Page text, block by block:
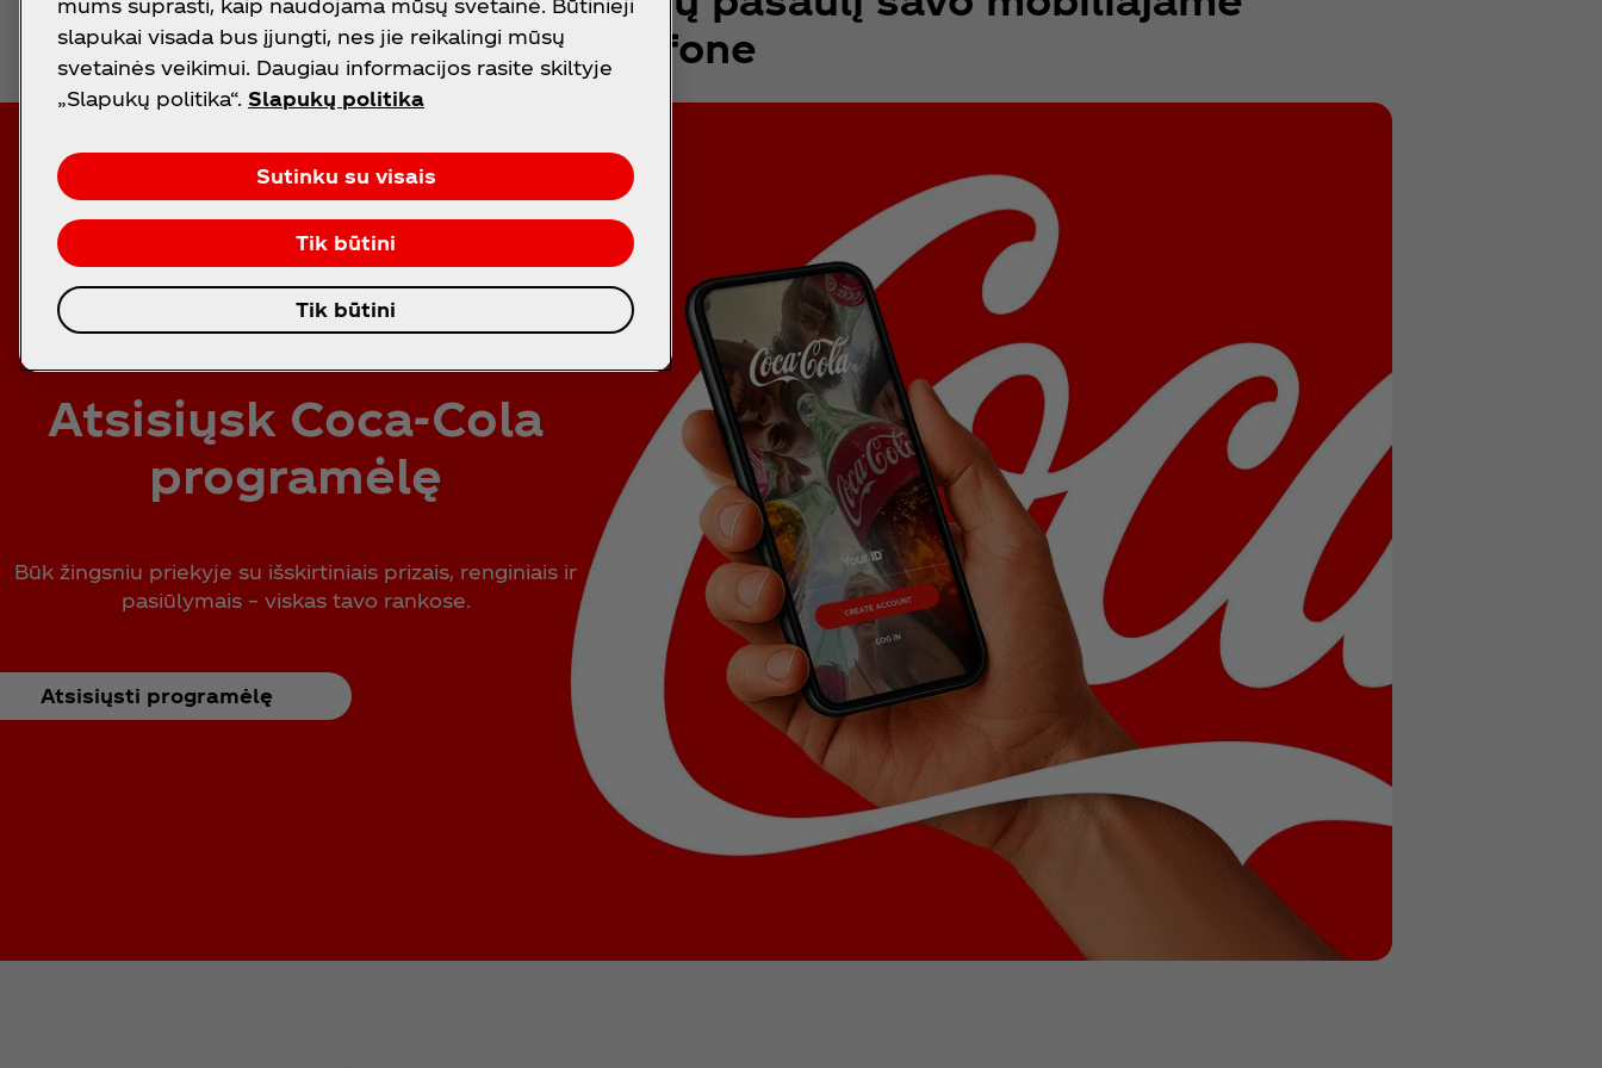
telefone
Atsisiųsk Coca‑Cola
programėlę
Būk žingsniu priekyje su išskirtiniais prizais, renginiais ir
pasiūlymais – viskas tavo rankose.
Atsisiųsti programėlę
mums suprasti, kaip naudojama mūsų svetainė. Būtinieji
slapukai visada bus įjungti, nes jie reikalingi mūsų
svetainės veikimui. Daugiau informacijos rasite skiltyje
„Slapukų politika“. Slapukų politika
Sutinku su visais
Tik būtini
Tik būtini